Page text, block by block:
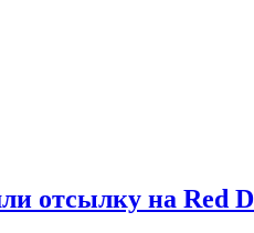
отсылку на Red